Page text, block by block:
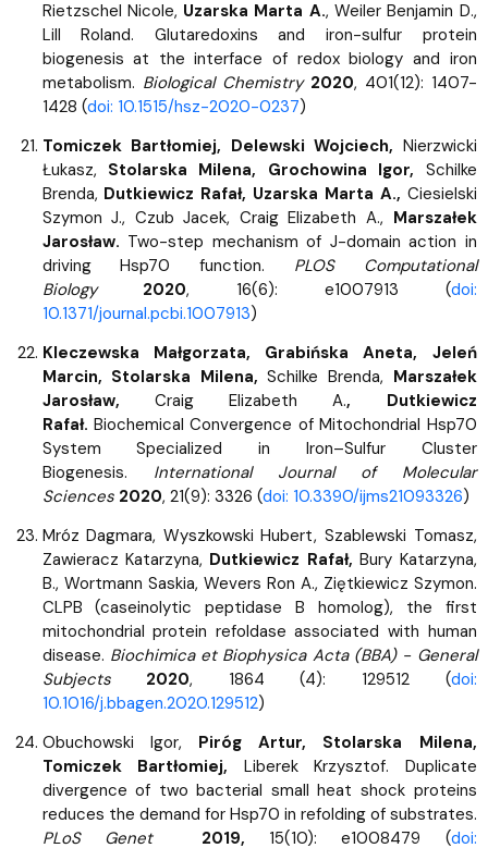
Rietzschel Nicole, Uzarska Marta A., Weiler Benjamin D.,
Lill Roland. Glutaredoxins and iron-sulfur protein
biogenesis at the interface of redox biology and iron
metabolism. Biological Chemistry 2020, 401(12): 1407-
1428 (doi: 10.1515/hsz-2020-0237)
Tomiczek Bartłomiej, Delewski Wojciech, Nierzwicki
Łukasz, Stolarska Milena, Grochowina Igor, Schilke
Brenda, Dutkiewicz Rafał, Uzarska Marta A., Ciesielski
Szymon J., Czub Jacek, Craig Elizabeth A., Marszałek
Jarosław. Two-step mechanism of J-domain action in
driving Hsp70 function. PLOS Computational
Biology
2020, 16(6): e1007913 (doi:
10.1371/journal.pcbi.1007913)
Kleczewska Małgorzata, Grabińska Aneta, Jeleń
Marcin, Stolarska Milena, Schilke Brenda, Marszałek
Jarosław, Craig Elizabeth A., Dutkiewicz
Rafał. Biochemical Convergence of Mitochondrial Hsp70
System Specialized in Iron–Sulfur Cluster
Biogenesis. International Journal of Molecular
Sciences 2020, 21(9): 3326 (doi: 10.3390/ijms21093326)
Mróz Dagmara, Wyszkowski Hubert, Szablewski Tomasz,
Zawieracz Katarzyna, Dutkiewicz Rafał, Bury Katarzyna,
B., Wortmann Saskia, Wevers Ron A., Ziętkiewicz Szymon.
CLPB (caseinolytic peptidase B homolog), the first
mitochondrial protein refoldase associated with human
disease. Biochimica et Biophysica Acta (BBA) - General
Subjects
2020, 1864 (4): 129512 (doi:
10.1016/j.bbagen.2020.129512)
Obuchowski Igor, Piróg Artur, Stolarska Milena,
Tomiczek Bartłomiej, Liberek Krzysztof. Duplicate
divergence of two bacterial small heat shock proteins
reduces the demand for Hsp70 in refolding of substrates.
PLoS Genet
2019, 15(10): e1008479 (doi: